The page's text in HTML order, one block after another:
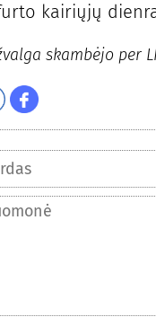
kairiųjų
skambėjo per